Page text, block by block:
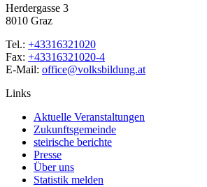
Herdergasse 3
8010 Graz
Tel.: +43316321020
Fax: +43316321020-4
E-Mail: office@volksbildung.at
Links
Aktuelle Veranstaltungen
Zukunftsgemeinde
steirische berichte
Presse
Über uns
Statistik melden